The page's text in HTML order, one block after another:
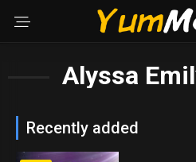
Alyssa
Recently added